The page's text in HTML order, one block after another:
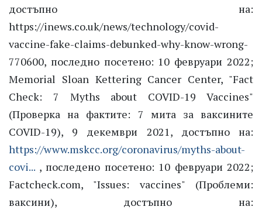
достъпно на:
https://inews.co.uk/news/technology/covid-
vaccine-fake-claims-debunked-why-know-wrong-
770600, последно посетено: 10 февруари 2022;
Memorial Sloan Kettering Cancer Center, "Fact
Check: 7 Myths about COVID-19 Vaccines"
(Проверка на фактите: 7 мита за ваксините
COVID-19), 9 декември 2021, достъпно на:
https://www.mskcc.org/coronavirus/myths-about-
covi... , последено посетено: 10 февруари 2022;
Factcheck.com, "Issues: vaccines" (Проблеми:
ваксини), достъпно на: